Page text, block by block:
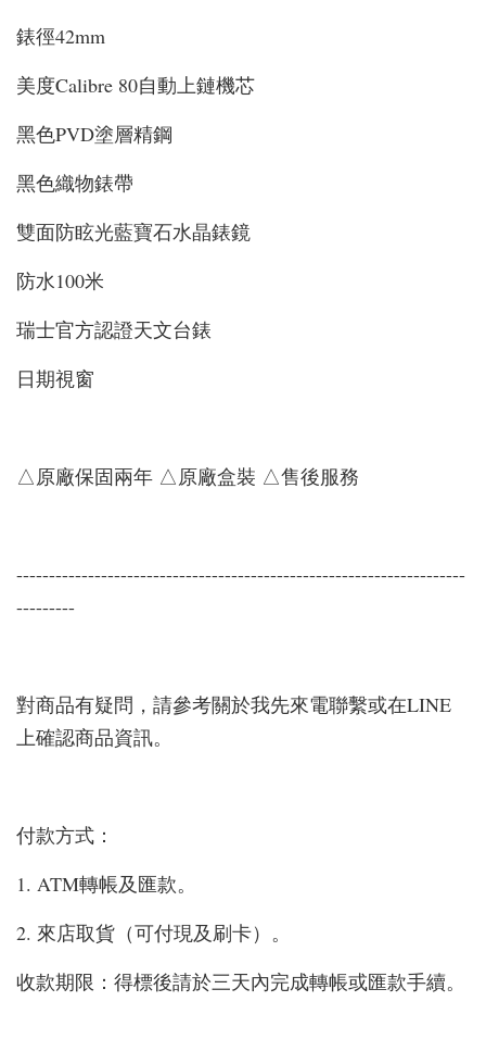
錶徑42mm
美度Calibre 80自動上鏈機芯
黑色PVD塗層精鋼
黑色織物錶帶
雙面防眩光藍寶石水晶錶鏡
防水100米
瑞士官方認證天文台錶
日期視窗
△原廠保固兩年 △原廠盒裝 △售後服務
---------------------------------------------------------------------
---------
對商品有疑問，請參考關於我先來電聯繫或在LINE
上確認商品資訊。
付款方式：
1. ATM轉帳及匯款。
2. 來店取貨（可付現及刷卡）。
收款期限：得標後請於三天內完成轉帳或匯款手續。